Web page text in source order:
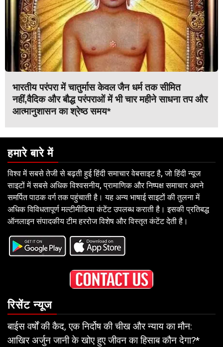
भारतीय परंपरा में चातुर्मास केवल जैन धर्म तक सीमित
नहीं,वैदिक और बौद्ध परंपराओं में भी चार महीने साधना तप और
आत्मानुशासन का श्रेष्ठ समय*
हमारे बारे में
विश्व में सबसे तेजी से बढ़ती हुई हिंदी समाचार वेबसाइट है, जो हिंदी न्यूज
साइटों में सबसे अधिक विश्वसनीय, प्रामाणिक और निष्पक्ष समाचार अपने
समर्पित पाठक वर्ग तक पहुंचाती है। यह अन्य भाषाई साइटों की तुलना में
अधिक विविधतापूर्ण मल्टीमीडिया कंटेंट उपलब्ध कराती है। इसकी प्रतिबद्ध
ऑनलाइन संपादकीय टीम हररोज विशेष और विस्तृत कंटेंट देती है।
रिसेंट न्यूज
बाईस वर्षों की कैद, एक निर्दोष की चीख और न्याय का मौन:
आखिर अर्जुन जानी के खोए हुए जीवन का हिसाब कौन देगा?*